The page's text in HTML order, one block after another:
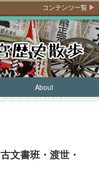
コンテンツ一覧
About
文書班・渡世・